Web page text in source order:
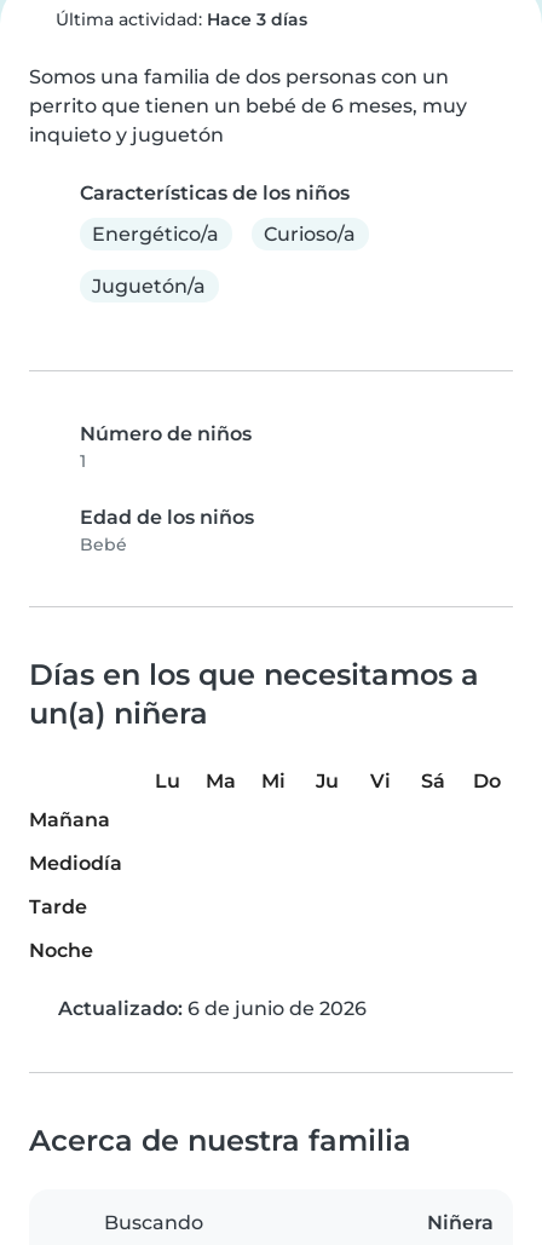
Última actividad: Hace 3 días
Somos una familia de dos personas con un
perrito que tienen un bebé de 6 meses, muy
inquieto y juguetón
Características de los niños
Energético/a
Curioso/a
Juguetón/a
Número de niños
1
Edad de los niños
Bebé
Días en los que necesitamos a
un(a) niñera
Lu Ma Mi Ju Vi Sá
Do
Mañana
Mediodía
Tarde
Noche
Actualizado: 6 de junio de 2026
Acerca de nuestra familia
Buscando Niñera